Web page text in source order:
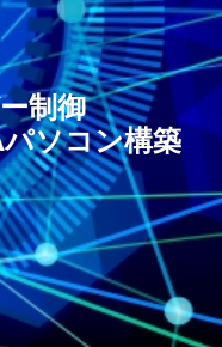
制御
ソコン構築